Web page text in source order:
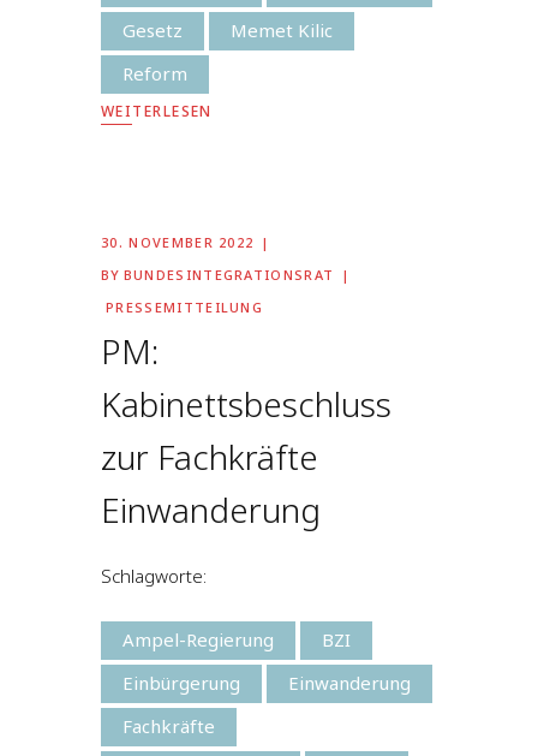
Gesetz
Memet Kilic
Reform
WEITERLESEN
30. NOVEMBER 2022
BY BUNDESINTEGRATIONSRAT
PRESSEMITTEILUNG
PM:
Kabinettsbeschluss
zur Fachkräfte
Einwanderung
Schlagworte:
Ampel-Regierung
BZI
Einbürgerung
Einwanderung
Fachkräfte